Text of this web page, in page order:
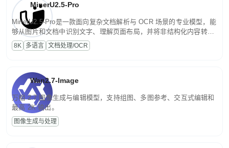
MinerU2.5-Pro
MinerU2.5-Pro是一款面向复杂文档解析与 OCR 场景的专业模型，能
够从图片和文档中识别文字、理解页面布局，并将非结构化内容转换
为便于存储、检索和二次处理的结构化结果。
8K 多语言 文档处理/OCR
Wan2.7-Image
万相 2.7 图像生成与编辑模型，支持组图、多图参考、交互式编辑和
最高 2K 输出。
图像生成与处理